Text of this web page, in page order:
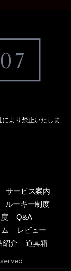
より禁止いたしま
サービス案内
ルーキー制度
Q&A
ム
レビュー
紹介 道具箱